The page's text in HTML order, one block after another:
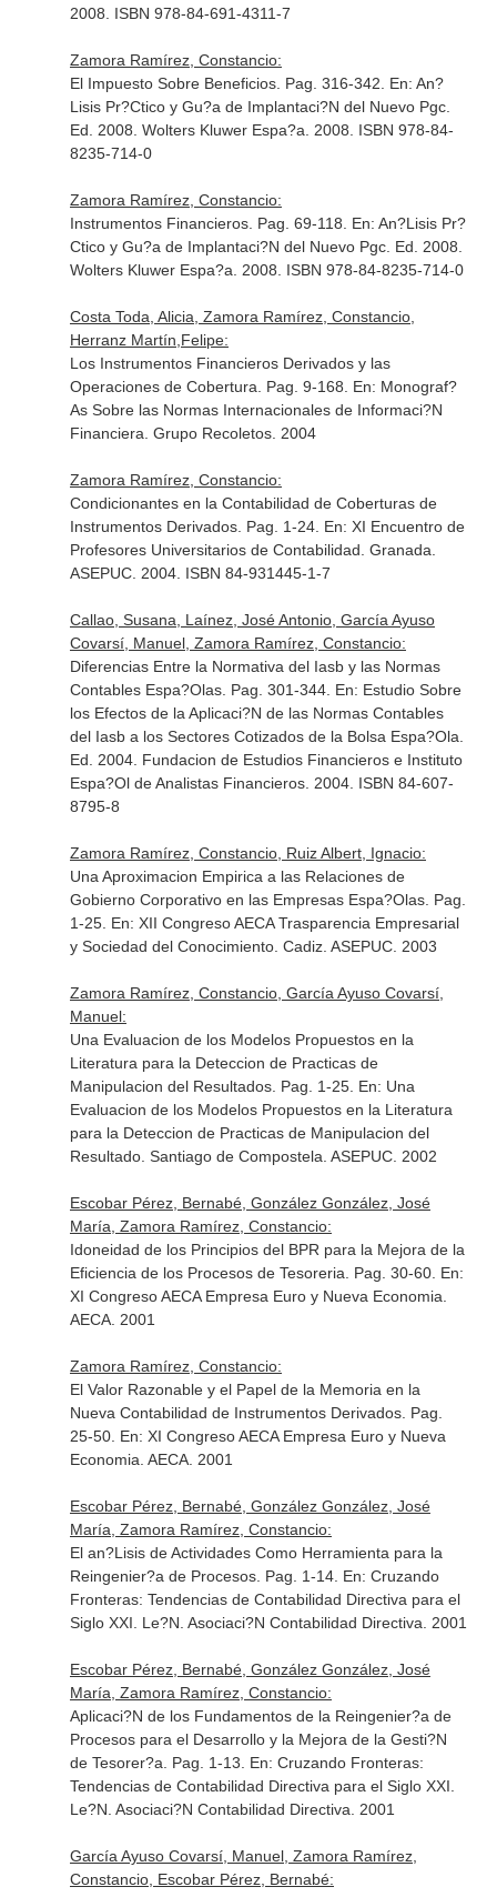
2008. ISBN 978-84-691-4311-7
Zamora Ramírez, Constancio:
El Impuesto Sobre Beneficios. Pag. 316-342. En: An?
Lisis Pr?Ctico y Gu?a de Implantaci?N del Nuevo Pgc.
Ed. 2008. Wolters Kluwer Espa?a. 2008. ISBN 978-84-
8235-714-0
Zamora Ramírez, Constancio:
Instrumentos Financieros. Pag. 69-118. En: An?Lisis Pr?
Ctico y Gu?a de Implantaci?N del Nuevo Pgc. Ed. 2008.
Wolters Kluwer Espa?a. 2008. ISBN 978-84-8235-714-0
Costa Toda, Alicia, Zamora Ramírez, Constancio,
Herranz Martín,Felipe:
Los Instrumentos Financieros Derivados y las
Operaciones de Cobertura. Pag. 9-168. En: Monograf?
As Sobre las Normas Internacionales de Informaci?N
Financiera . Grupo Recoletos. 2004
Zamora Ramírez, Constancio:
Condicionantes en la Contabilidad de Coberturas de
Instrumentos Derivados. Pag. 1-24. En: XI Encuentro de
Profesores Universitarios de Contabilidad . Granada.
ASEPUC. 2004. ISBN 84-931445-1-7
Callao, Susana, Laínez, José Antonio, García Ayuso
Covarsí, Manuel, Zamora Ramírez, Constancio:
Diferencias Entre la Normativa del Iasb y las Normas
Contables Espa?Olas. Pag. 301-344. En: Estudio Sobre
los Efectos de la Aplicaci?N de las Normas Contables
del Iasb a los Sectores Cotizados de la Bolsa Espa?Ola
Ed. 2004. Fundacion de Estudios Financieros e Instituto
Espa?Ol de Analistas Financieros. 2004. ISBN 84-607-
8795-8
Zamora Ramírez, Constancio, Ruiz Albert, Ignacio:
Una Aproximacion Empirica a las Relaciones de
Gobierno Corporativo en las Empresas Espa?Olas. Pag.
1-25. En: XII Congreso AECA Trasparencia Empresarial
y Sociedad del Conocimiento. Cadiz. ASEPUC. 2003
Zamora Ramírez, Constancio, García Ayuso Covarsí,
Manuel:
Una Evaluacion de los Modelos Propuestos en la
Literatura para la Deteccion de Practicas de
Manipulacion del Resultados. Pag. 1-25. En: Una
Evaluacion de los Modelos Propuestos en la Literatura
para la Deteccion de Practicas de Manipulacion del
Resultado. Santiago de Compostela. ASEPUC. 2002
Escobar Pérez, Bernabé, González González, José
María, Zamora Ramírez, Constancio:
Idoneidad de los Principios del BPR para la Mejora de la
Eficiencia de los Procesos de Tesoreria. Pag. 30-60. En:
XI Congreso AECA Empresa Euro y Nueva Economia
AECA. 2001
Zamora Ramírez, Constancio:
El Valor Razonable y el Papel de la Memoria en la
Nueva Contabilidad de Instrumentos Derivados. Pag.
25-50. En: XI Congreso AECA Empresa Euro y Nueva
Economia . AECA. 2001
Escobar Pérez, Bernabé, González González, José
María, Zamora Ramírez, Constancio:
El an?Lisis de Actividades Como Herramienta para la
Reingenier?a de Procesos. Pag. 1-14. En: Cruzando
Fronteras: Tendencias de Contabilidad Directiva para el
Siglo XXI . Le?N. Asociaci?N Contabilidad Directiva. 2001
Escobar Pérez, Bernabé, González González, José
María, Zamora Ramírez, Constancio:
Aplicaci?N de los Fundamentos de la Reingenier?a de
Procesos para el Desarrollo y la Mejora de la Gesti?N
de Tesorer?a. Pag. 1-13. En: Cruzando Fronteras:
Tendencias de Contabilidad Directiva para el Siglo XXI
Le?N. Asociaci?N Contabilidad Directiva. 2001
García Ayuso Covarsí, Manuel, Zamora Ramírez,
Constancio, Escobar Pérez, Bernabé: